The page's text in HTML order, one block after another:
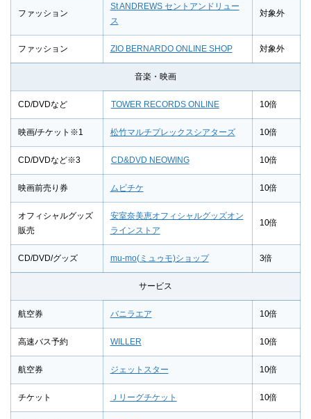
ファッション
St ANDREWS セントアンドリュー
ス
対象外
ファッション ZIO BERNARDO ONLINE SHOP 対象外
音楽・映画
CD/DVDなど TOWER RECORDS ONLINE 10倍
映画/チケット※1 松竹マルチプレックスシアターズ 10倍
CD/DVDなど※3 CD&DVD NEOWING 10倍
映画前売り券 ムビチケ 10倍
オフィシャルグッズ
販売
安室奈美恵オフィシャルグッズオン
ラインストア
10倍
CD/DVD/グッズ mu-mo(ミュゥモ)ショップ 3倍
サービス
航空券 バニラエア 10倍
高速バス予約 WILLER 10倍
航空券 ジェットスター 10倍
チケット Ｊリーグチケット 10倍